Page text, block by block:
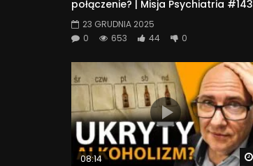
połączenie? | Misja Psychiatria #143
23 GRUDNIA 2025
0
653 44 0
08:14